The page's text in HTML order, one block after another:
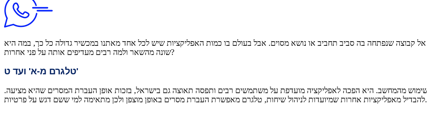
קבוצה שנפתחה בה סביב תחביב או נושא מסוים. אבל בעולם בו כמות האפליקציות שיש לכל אחד מאתנו במכשיר גדולה כל כך, במה היא
שונה מהשאר ולמה רבים מעדיפים אותה על פני אחרות?
טלגרם מ-א' ועד ט'
לשימוש מהמחשב. היא הפכה לאפליקציה מועדפת על משתמשים רבים ותפסה תאוצה גם בישראל, בזכות אופן העברת המסרים שהיא מציעה.
להבדיל מאפליקציות אחרות שמיועדות לניהול שיחות, טלגרם מאפשרת העברת מסרים באופן מוצפן ולכן מתאימה למי ששם דגש על פרטיות.